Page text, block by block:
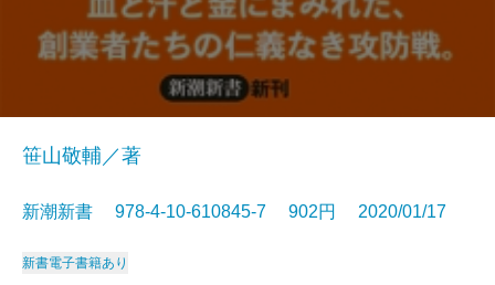
笹山敬輔／著
新潮新書 978-4-10-610845-7 902円 2020/01/17
新書電子書籍あり